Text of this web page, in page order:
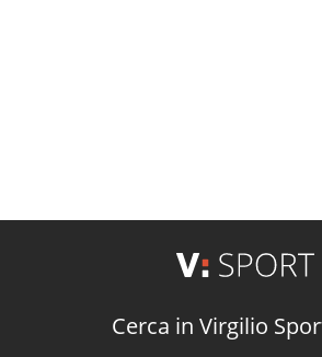
Cerca in Virgilio